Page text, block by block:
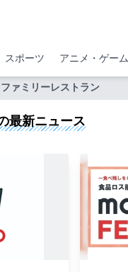
スポーツ アニメ・ゲーム
ファミリーレストラン
最新ニュース